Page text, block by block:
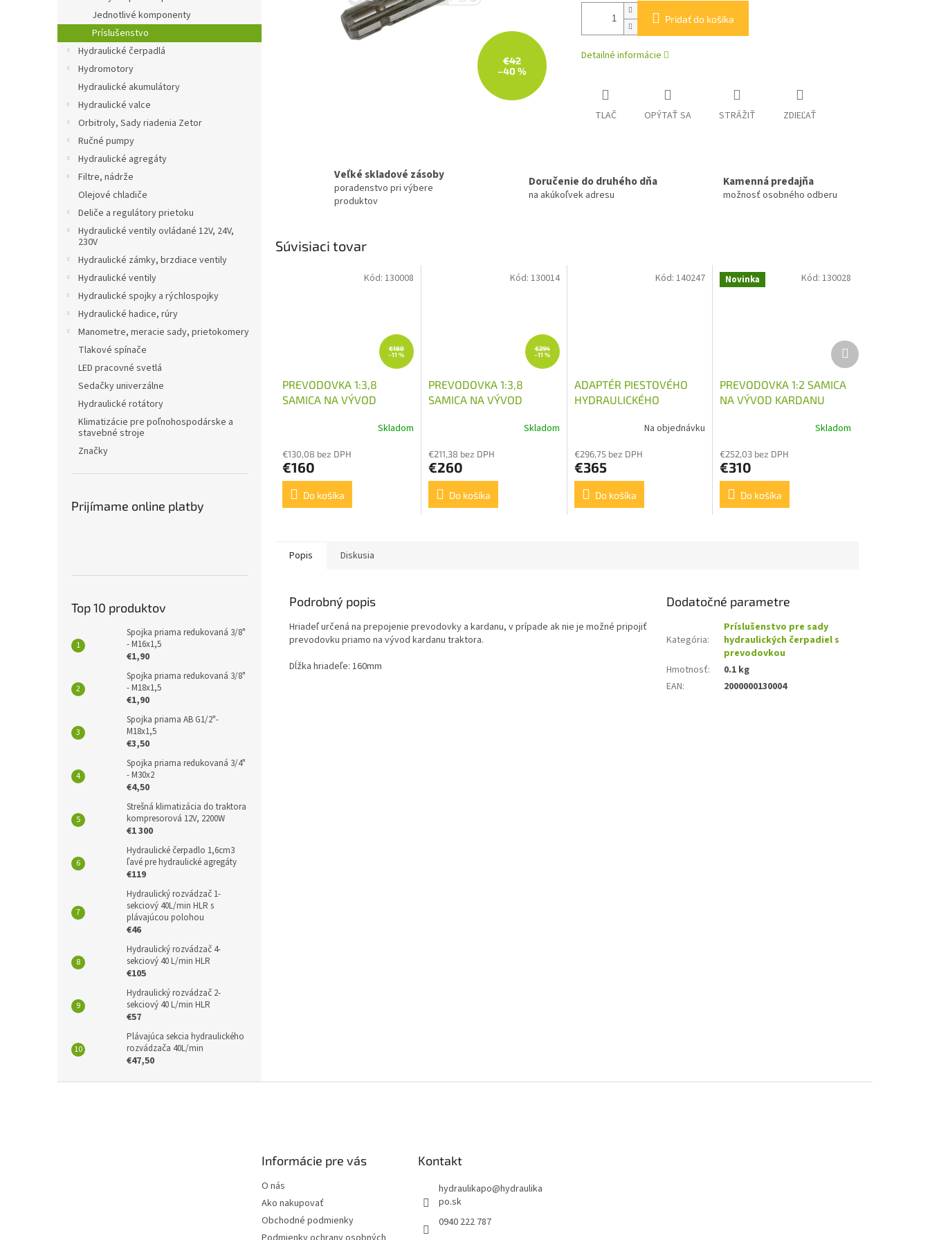
Jednotlivé komponenty
Príslušenstvo
Hydraulické čerpadlá
Hydromotory
Hydraulické akumulátory
Hydraulické valce
Orbitroly, Sady riadenia Zetor
Ručné pumpy
Hydraulické agregáty
Filtre, nádrže
Olejové chladiče
Deliče a regulátory prietoku
Hydraulické ventily ovládané 12V, 24V,
230V
Hydraulické zámky, brzdiace ventily
Hydraulické ventily
Hydraulické spojky a rýchlospojky
Hydraulické hadice, rúry
Manometre, meracie sady, prietokomery
Tlakové spínače
LED pracovné svetlá
Sedačky univerzálne
Hydraulické rotátory
Klimatizácie pre poľnohospodárske a
stavebné stroje
Značky
Prijímame online platby
Top 10 produktov
Spojka priama redukovaná 3/8"
- M16x1,5
€1,90
Spojka priama redukovaná 3/8"
- M18x1,5
€1,90
Spojka priama AB G1/2"-
M18x1,5
€3,50
Spojka priama redukovaná 3/4"
- M30x2
€4,50
Strešná klimatizácia do traktora
kompresorová 12V, 2200W
€1 300
Hydraulické čerpadlo 1,6cm3
ľavé pre hydraulické agregáty
€119
Hydraulický rozvádzač 1-
sekciový 40L/min HLR s
plávajúcou polohou
€46
Hydraulický rozvádzač 4-
sekciový 40 L/min HLR
€105
Hydraulický rozvádzač 2-
sekciový 40 L/min HLR
€57
Plávajúca sekcia hydraulického
rozvádzača 40L/min
€47,50
€42
–40 %
Pridať do košíka
Detailné informácie
TLAČ OPÝTAŤ SA STRÁŽIŤ ZDIEĽAŤ
Veľké skladové zásoby
poradenstvo pri výbere
produktov
Doručenie do druhého dňa
na akúkoľvek adresu
Kamenná predajňa
možnosť osobného odberu
Súvisiaci tovar
€180
–11 %
PREVODOVKA 1:3,8
SAMICA NA VÝVOD
Skladom
€130,08 bez DPH
€160
Do košíka
Kód: 130008
€294
–11 %
PREVODOVKA 1:3,8
SAMICA NA VÝVOD
Skladom
€211,38 bez DPH
€260
Do košíka
Kód: 130014
ADAPTÉR PIESTOVÉHO
HYDRAULICKÉHO
Na objednávku
€296,75 bez DPH
€365
Do košíka
Kód:140247 Novinka
PREVODOVKA 1:2 SAMICA
NA VÝVOD KARDANU
Skladom
€252,03 bez DPH
€310
Do košíka
Kód: 130028
Ďalší
produkt
Popis Diskusia
Podrobný popis
Hriadeľ určená na prepojenie prevodovky a kardanu, v prípade ak nie je možné pripojiť
prevodovku priamo na vývod kardanu traktora.
Dĺžka hriadeľe: 160mm
Dodatočné parametre
Kategória:
Príslušenstvo pre sady
hydraulických čerpadiel s
prevodovkou
Hmotnosť:
0.1 kg
EAN: 2000000130004
Informácie pre vás
O nás
Ako nakupovať
Obchodné podmienky
Kontakt
hydraulikapo@hydraulika
po.sk
0940 222 787